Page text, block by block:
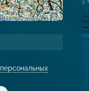
персональных